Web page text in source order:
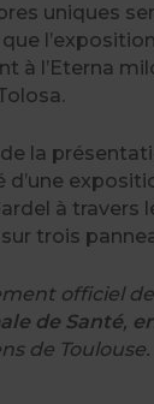
uniques
à l’Eterna
la
d’une
à travers
trois
officiel
de Santé,
de Toulouse.